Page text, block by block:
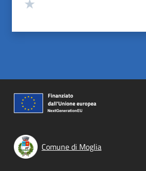
Comune di Moglia